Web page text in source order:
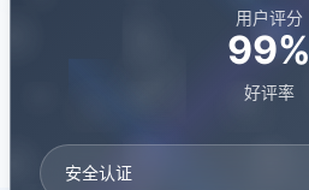
用户评分
99%
好评率
安全认证